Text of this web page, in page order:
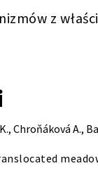
z
Chroňáková A.,